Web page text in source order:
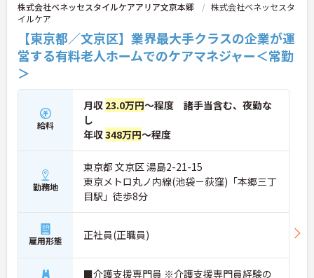
複数路線が利用でき通勤しやすい環境です
・後楽園駅徒歩10分
・春日駅徒歩8分
・飯田橋駅徒歩12分
→ ご自身に合った通勤ルートを選択できます♪
■ 未経験から挑戦しやすい環境
経験を問わずスタートできる募集です
・学歴不問
・初任者研修修了者が応募可能
→ 新たな環境で介護職としてキャリア形成を目指せ
ます♪
株式会社ベネッセスタイルケアアリア文京本郷
株式会社ベネッセスタ
イルケア
【東京都／文京区】業界最大手クラスの企業が運
営する有料老人ホームでのケアマネジャー＜常勤
＞
給料
月収 23.0万円～程度 諸手当含む、夜勤な
し
年収348万円～程度
勤務地
東京都 文京区 湯島2-21-15
東京メトロ丸ノ内線(池袋－荻窪)「本郷三丁
目駅」徒歩8分
雇用形態 正社員(正職員)
■介護支援専門員 ※介護支援専門員経験の